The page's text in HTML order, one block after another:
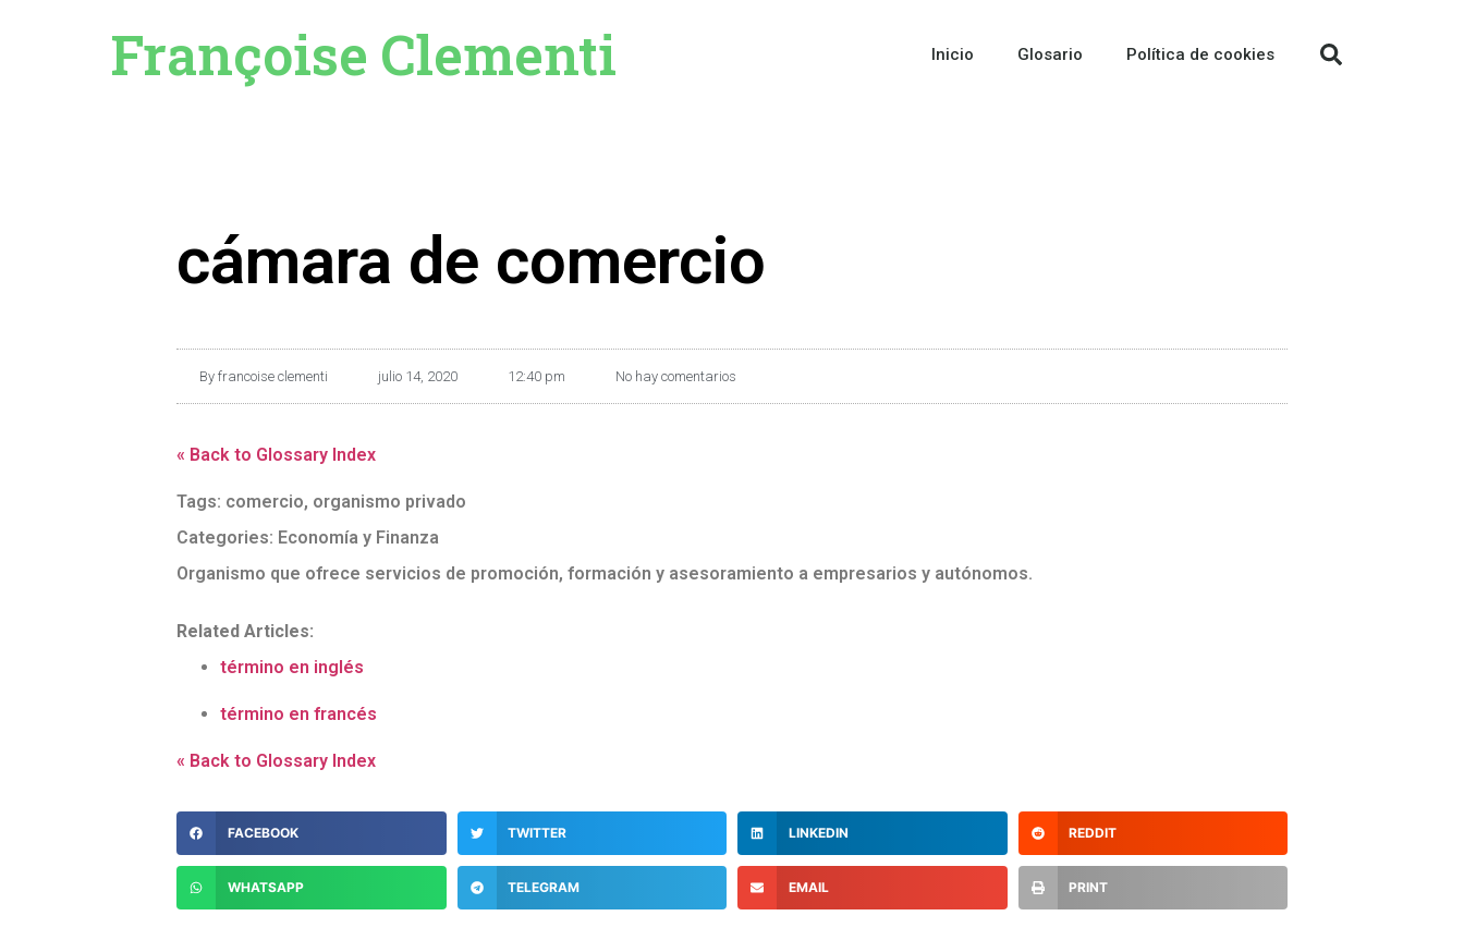
Françoise Clementi Inicio Glosario Política de cookies
cámara de comercio
By francoise clementi julio 14, 2020 12:40 pm No hay comentarios
« Back to Glossary Index
Tags: comercio, organismo privado
Categories: Economía y Finanza
Organismo que ofrece servicios de promoción, formación y asesoramiento a empresarios y autónomos.
Related Articles:
término en inglés
término en francés
« Back to Glossary Index
FACEBOOK TWITTER LINKEDIN REDDIT
WHATSAPP TELEGRAM EMAIL PRINT